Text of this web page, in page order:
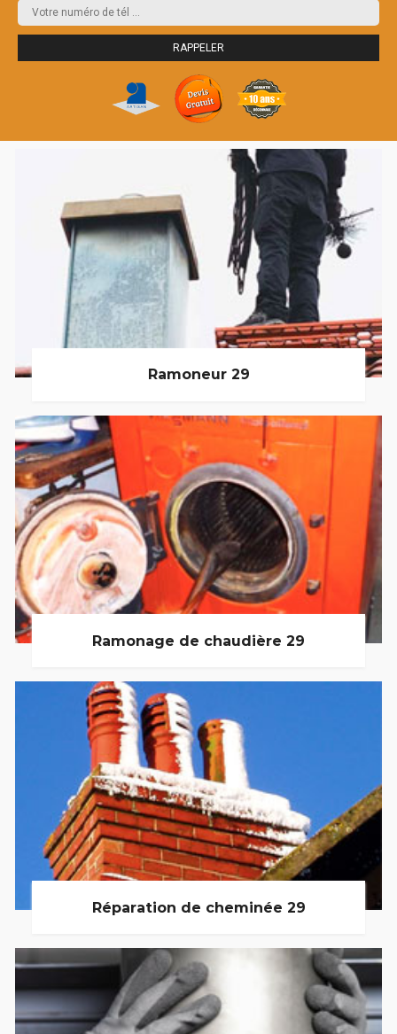
Ramoneur 29
Ramonage de chaudière 29
Réparation de cheminée 29